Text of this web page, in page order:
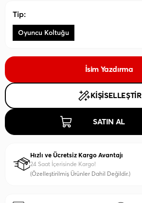
Tip:
Oyuncu Koltuğu
İsim Yazdırma
KİŞİSELLEŞTİR
SATIN AL
Hızlı ve Ücretsiz Kargo Avantajı
24 Saat İçerisinde Kargo!
(Özelleştirilmiş Ürünler Dahil Değildir.)